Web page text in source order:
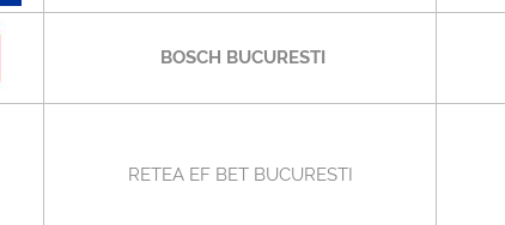
BOSCH BUCURESTI
RETEA EF BET BUCURESTI